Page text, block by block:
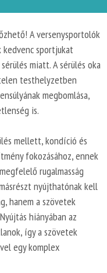
A versenysportolók
kedvenc sportjukat
miatt. A sérülés oka
testhelyzetben
megbomlása,
is.
mellett, kondíció és
fokozásához, ennek
rugalmasság
nyújthatónak kell
hanem a szövetek
hiányában az
így a szövetek
egy komplex